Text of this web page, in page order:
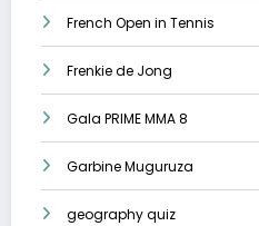
French Open in Tennis
Frenkie de Jong
Gala PRIME MMA 8
Garbine Muguruza
geography quiz